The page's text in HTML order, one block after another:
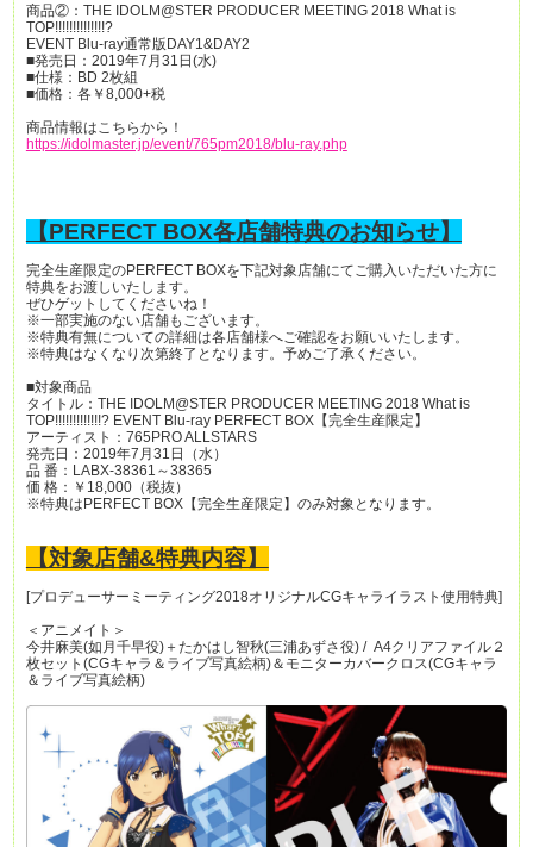
商品②：THE IDOLM@STER PRODUCER MEETING 2018 What is
TOP!!!!!!!!!!!!!!?
EVENT Blu-ray通常版DAY1&DAY2
■発売日：2019年7月31日(水)
■仕様：BD 2枚組
■価格：各￥8,000+税
商品情報はこちらから！
https://idolmaster.jp/event/765pm2018/blu-ray.php
【PERFECT BOX各店舗特典のお知らせ】
完全生産限定のPERFECT BOXを下記対象店舗にてご購入いただいた方に
特典をお渡しいたします。
ぜひゲットしてくださいね！
※一部実施のない店舗もございます。
※特典有無についての詳細は各店舗様へご確認をお願いいたします。
※特典はなくなり次第終了となります。予めご了承ください。
■対象商品
タイトル：THE IDOLM@STER PRODUCER MEETING 2018 What is
TOP!!!!!!!!!!!!!? EVENT Blu-ray PERFECT BOX【完全生産限定】
アーティスト：765PRO ALLSTARS
発売日：2019年7月31日（水）
品 番：LABX-38361～38365
価 格：￥18,000（税抜）
※特典はPERFECT BOX【完全生産限定】のみ対象となります。
【対象店舗&特典内容】
[プロデューサーミーティング2018オリジナルCGキャライラスト使用特典]
＜アニメイト＞
今井麻美(如月千早役)＋たかはし智秋(三浦あずさ役) / A4クリアファイル２
枚セット(CGキャラ＆ライブ写真絵柄)＆モニターカバークロス(CGキャラ
＆ライブ写真絵柄)